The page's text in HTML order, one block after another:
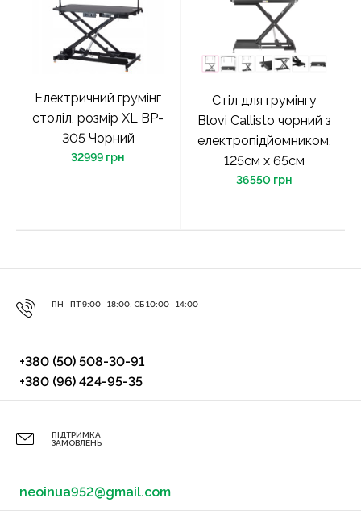
Електричний грумінг
століл, розмір XL BP-
305 Чорний
32999 грн
Стіл для грумінгу
Blovi Callisto чорний з
електропідйомником,
125см х 65см
36550 грн
ПН - ПТ 9:00 - 18:00, СБ 10:00 - 14:00
+380 (50) 508-30-91
+380 (96) 424-95-35
ПІДТРИМКА
ЗАМОВЛЕНЬ
neoinua952@gmail.com